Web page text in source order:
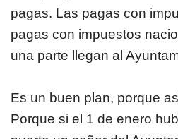
pagas. Las pagas con
pagas con impuestos
una parte llegan al
Es un buen plan, porque
Porque si el 1 de enero